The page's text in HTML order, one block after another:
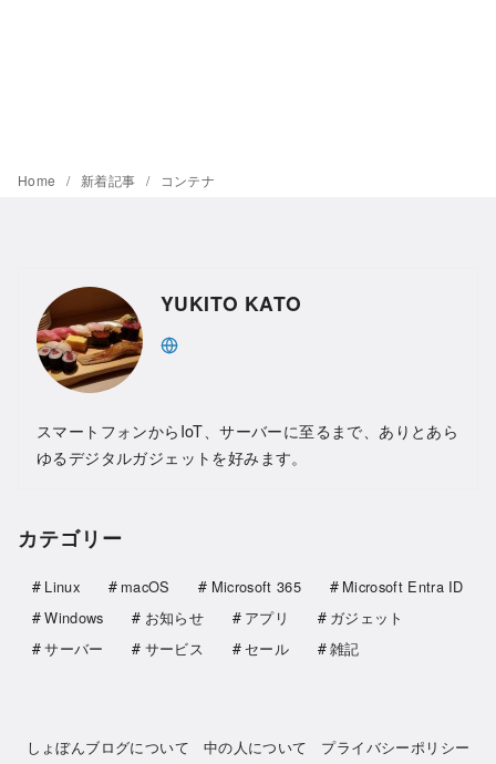
Home 新着記事 コンテナ
YUKITO KATO
スマートフォンからIoT、サーバーに至るまで、ありとあら
ゆるデジタルガジェットを好みます。
カテゴリー
Linux macOS Microsoft 365
Microsoft Entra ID
Windows
お知らせ アプリ
ガジェット
サーバー
サービス セール 雑記
しょぼんブログについて 中の人について プライバシーポリシー